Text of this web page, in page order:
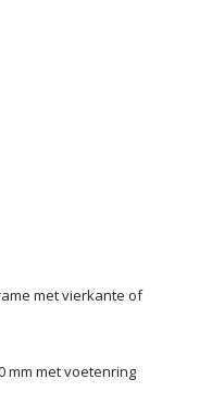
met vierkante of
mm met voetenring